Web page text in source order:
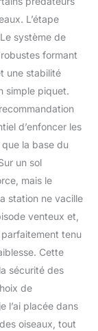
de
de
oiseaux :
haute
pour
qui
utilisés et
pour
et
à vos
L’étape
système de
formant
une stabilité
simple piquet.
d’enfoncer les
la base du
un sol
mais le
station ne vacille
venteux et,
tenu
Cette
sécurité des
de
l’ai placée dans
oiseaux, tout